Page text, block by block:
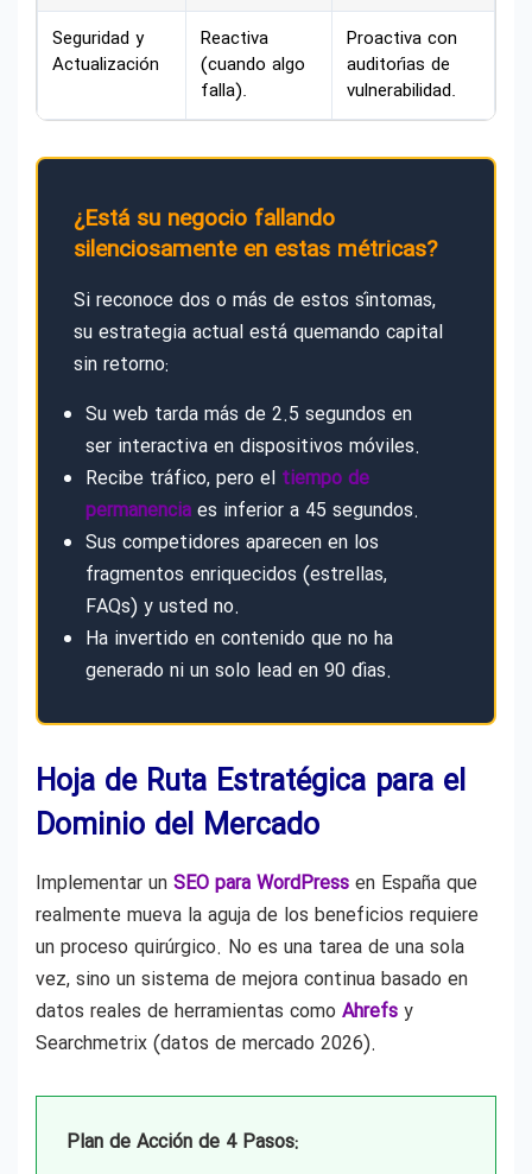
Seguridad y
Actualización
Reactiva
(cuando algo
falla).
Proactiva con
auditorías de
vulnerabilidad.
¿Está su negocio fallando
silenciosamente en estas métricas?
Si reconoce dos o más de estos síntomas,
su estrategia actual está quemando capital
sin retorno:
Su web tarda más de 2.5 segundos en
ser interactiva en dispositivos móviles.
Recibe tráfico, pero el tiempo de
permanencia es inferior a 45 segundos.
Sus competidores aparecen en los
fragmentos enriquecidos (estrellas,
FAQs) y usted no.
Ha invertido en contenido que no ha
generado ni un solo lead en 90 días.
Hoja de Ruta Estratégica para el
Dominio del Mercado
Implementar un SEO para WordPress en España que
realmente mueva la aguja de los beneficios requiere
un proceso quirúrgico. No es una tarea de una sola
vez, sino un sistema de mejora continua basado en
datos reales de herramientas como Ahrefs y
Searchmetrix (datos de mercado 2026).
Plan de Acción de 4 Pasos: